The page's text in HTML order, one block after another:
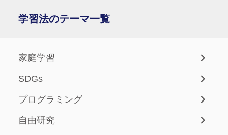
学習法のテーマ一覧
家庭学習
SDGs
プログラミング
自由研究